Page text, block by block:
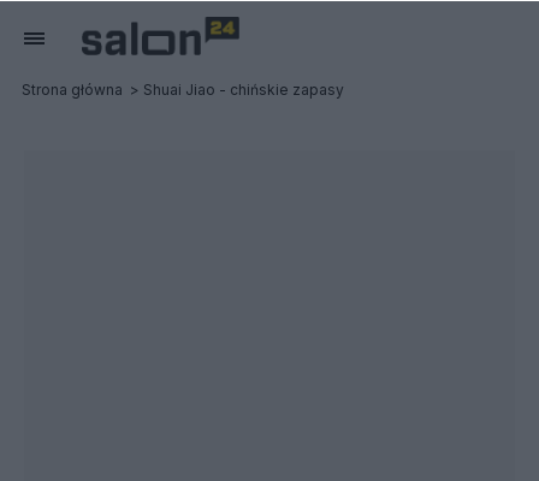
Strona główna Shuai Jiao - chińskie zapasy